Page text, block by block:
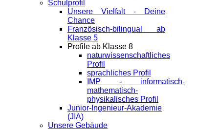
Schulprofil
Unsere Vielfalt - Deine
Chance
Französisch-bilingual ab
Klasse 5
Profile ab Klasse 8
naturwissenschaftliches
Profil
sprachliches Profil
IMP - informatisch-
mathematisch-
physikalisches Profil
Junior-Ingenieur-Akademie
(JIA)
Unsere Gebäude